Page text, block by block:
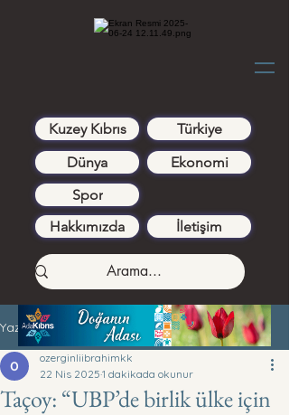
Kuzey Kıbrıs
Türkiye
Dünya
Ekonomi
Spor
Hakkımızda
İletişim
Yazı
Taçoy: “UBP’de birlik ülke için
ozerginliibrahimkk
22 Nis 2025 1 dakikada okunur